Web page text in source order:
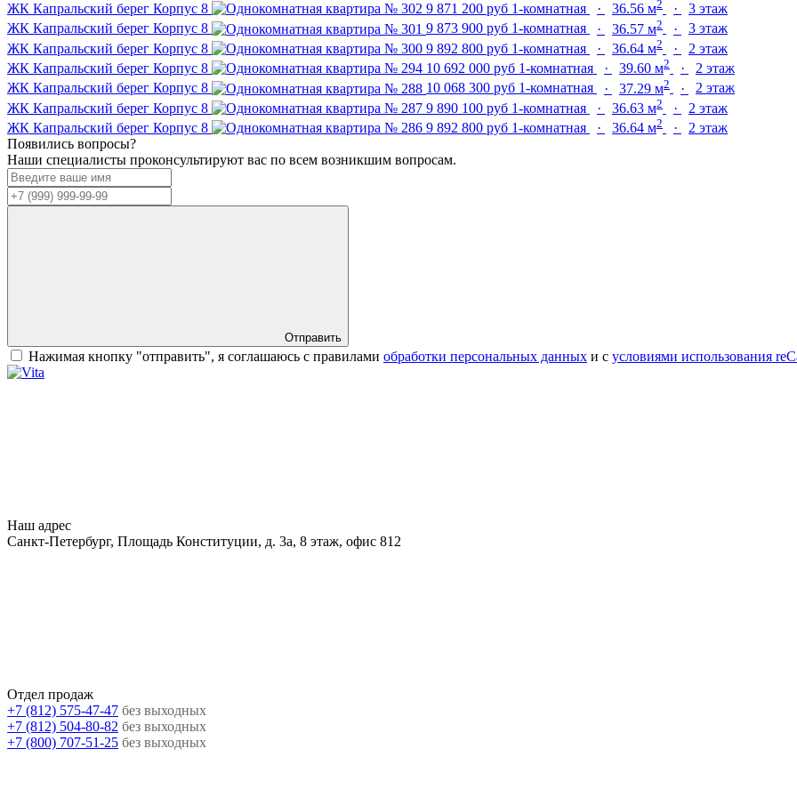
ЖК Капральский берег Корпус 8 9 871 200 руб 1-комнатная · 36.56 м2 ·
3 этаж
ЖК Капральский берег Корпус 8 9 873 900 руб 1-комнатная · 36.57 м2 ·
3 этаж
ЖК Капральский берег Корпус 8 9 892 800 руб 1-комнатная · 36.64 м2 ·
2 этаж
ЖК Капральский берег Корпус 8 10 692 000 руб 1-комнатная · 39.60 м2 ·
2 этаж
ЖК Капральский берег Корпус 8 10 068 300 руб 1-комнатная · 37.29 м2 ·
2 этаж
ЖК Капральский берег Корпус 8 9 890 100 руб 1-комнатная · 36.63 м2 ·
2 этаж
ЖК Капральский берег Корпус 8 9 892 800 руб 1-комнатная · 36.64 м2 ·
2 этаж
Появились вопросы?
Наши специалисты проконсультируют вас по всем возникшим вопросам.
Отправить
Нажимая кнопку "отправить", я соглашаюсь с правилами обработки персональных данных и с условиями использования
Наш адрес
Санкт-Петербург, Площадь Конституции, д. 3а, 8 этаж, офис 812
Отдел продаж
+7 (812) 575-47-47 без выходных
+7 (812) 504-80-82 без выходных
+7 (800) 707-51-25 без выходных